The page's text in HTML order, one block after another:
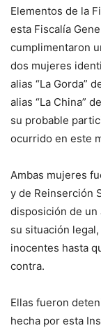
Elementos de la
esta Fiscalía
cumplimentaron
dos mujeres
alias “La Gorda”
alias “La China”
su probable
ocurrido en este
Ambas mujeres
y de Reinserción
disposición de un
su situación
inocentes hasta
contra.
Ellas fueron
hecha por esta